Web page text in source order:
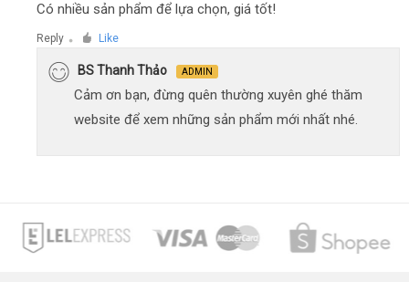
Có nhiều sản phẩm để lựa chọn, giá tốt!
Reply ● Like
BS Thanh Thảo ADMIN
Cảm ơn bạn, đừng quên thường xuyên ghé thăm
website để xem những sản phẩm mới nhất nhé.